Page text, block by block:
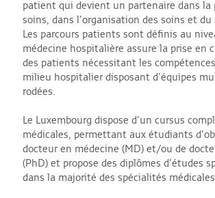
patient qui devient un partenaire dans la
soins, dans l’organisation des soins et
Les parcours patients sont définis au
médecine hospitalière assure la prise en
des patients nécessitant les
milieu hospitalier disposant d’équipes
rodées.
Le Luxembourg dispose d’un cursus
médicales, permettant aux étudiants
docteur en médecine (MD) et/ou de
(PhD) et propose des diplômes d’études
dans la majorité des spécialités